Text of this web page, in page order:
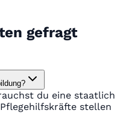
gefragt
du eine staatlich
stellen